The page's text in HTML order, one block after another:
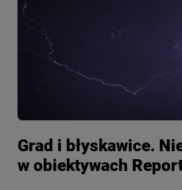
Grad i błyskawice.
w obiektywach